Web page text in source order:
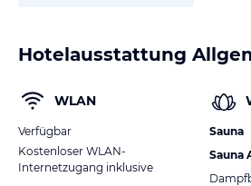
Hotelausstattung
WLAN
Verfügbar
Kostenloser WLAN-
Internetzugang inklusive
Sauna
Sauna